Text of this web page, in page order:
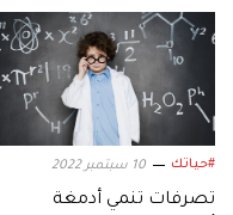
#حياتك 10 سبتمبر 2022
تصرفات تنمي أدمغة